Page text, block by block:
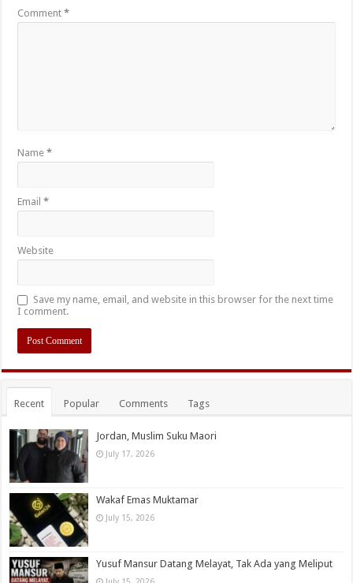
Comment*
Name*
Email*
Website
Save my name, email, and website in this browser for the next time
I comment.
Recent Popular Comments Tags
Jordan, Muslim Suku Maori
July 17, 2026
Wakaf Emas Muktamar
July 15, 2026
Yusuf Mansur Datang Melayat, Tak Ada yang Meliput